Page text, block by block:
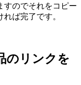
すのでそれをコピー
ば完了です。
のリンクを